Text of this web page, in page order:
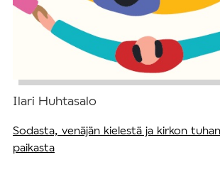
Ilari Huhtasalo
Sodasta, venäjän kielestä ja kirkon
paikasta